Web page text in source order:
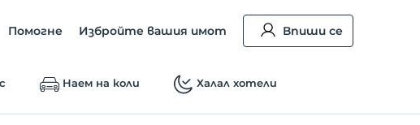
Помогне Избройте вашия имот Впиши се
Наем на коли Халал хотели